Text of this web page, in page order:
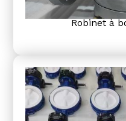
Robinet à